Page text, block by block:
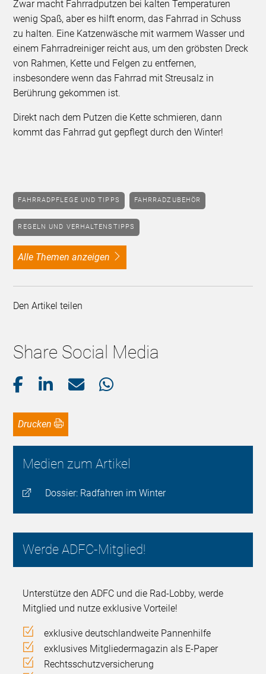
Zwar macht Fahrradputzen bei kalten Temperaturen
wenig Spaß, aber es hilft enorm, das Fahrrad in Schuss
zu halten. Eine Katzenwäsche mit warmem Wasser und
einem Fahrradreiniger reicht aus, um den gröbsten Dreck
von Rahmen, Kette und Felgen zu entfernen,
insbesondere wenn das Fahrrad mit Streusalz in
Berührung gekommen ist.
Direkt nach dem Putzen die Kette schmieren, dann
kommt das Fahrrad gut gepflegt durch den Winter!
FAHRRADPFLEGE UND TIPPS FAHRRADZUBEHÖR
REGELN UND VERHALTENSTIPPS
alle Themen anzeigen
Den Artikel teilen
Share Social Media
Drucken
Medien zum Artikel
Dossier: Radfahren im Winter
Werde ADFC-Mitglied!
Unterstütze den ADFC und die Rad-Lobby, werde
Mitglied und nutze exklusive Vorteile!
exklusive deutschlandweite Pannenhilfe
exklusives Mitgliedermagazin als E-Paper
Rechtsschutzversicherung